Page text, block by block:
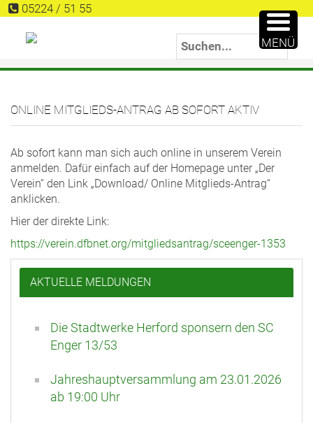
05224 / 51 55
ONLINE MITGLIEDS-ANTRAG AB SOFORT AKTIV
Ab sofort kann man sich auch online in unserem Verein
anmelden. Dafür einfach auf der Homepage unter „Der
Verein“ den Link „Download/ Online Mitglieds-Antrag“
anklicken.
Hier der direkte Link:
https://verein.dfbnet.org/mitgliedsantrag/sceenger-1353
AKTUELLE MELDUNGEN
Die Stadtwerke Herford sponsern den SC
Enger 13/53
Jahreshauptversammlung am 23.01.2026
ab 19:00 Uhr
MENÜ